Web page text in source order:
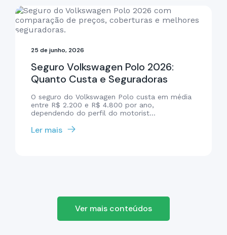
25 de junho, 2026
Seguro Volkswagen Polo 2026:
Quanto Custa e Seguradoras
O seguro do Volkswagen Polo custa em média
entre R$ 2.200 e R$ 4.800 por ano,
dependendo do perfil do motorist...
Ler mais
Ver mais conteúdos